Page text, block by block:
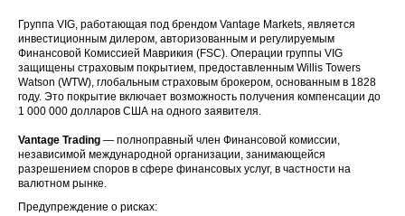
Группа VIG, работающая под брендом Vantage Markets, является
инвестиционным дилером, авторизованным и регулируемым
Финансовой Комиссией Маврикия (FSC). Операции группы VIG
защищены страховым покрытием, предоставленным Willis Towers
Watson (WTW), глобальным страховым брокером, основанным в 1828
году. Это покрытие включает возможность получения компенсации до
1 000 000 долларов США на одного заявителя.
Vantage Trading — полноправный член Финансовой комиссии,
независимой международной организации, занимающейся
разрешением споров в сфере финансовых услуг, в частности на
валютном рынке.
Предупреждение о рисках: